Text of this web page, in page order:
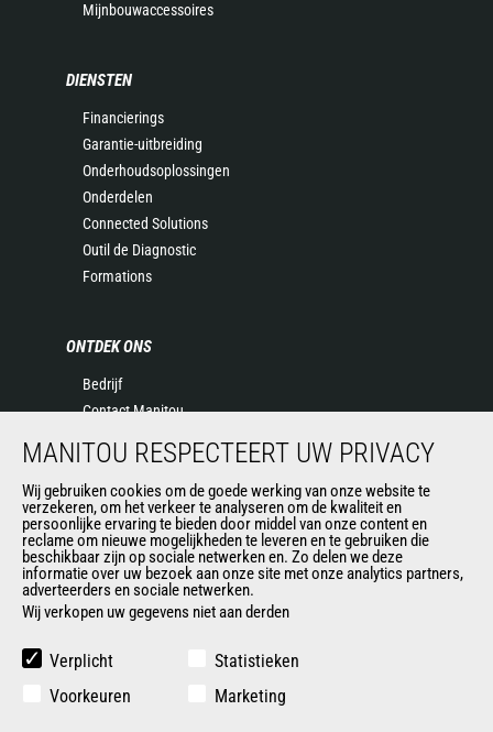
Mijnbouwaccessoires
DIENSTEN
Financierings
Garantie-uitbreiding
Onderhoudsoplossingen
Onderdelen
Connected Solutions
Outil de Diagnostic
Formations
ONTDEK ONS
Bedrijf
Contact Manitou
Evenementen
Nieuws
Geschiedenis
General Terms and Conditions of Sale
ANDERE GROEPSSITES
Manitou Group
Used Manitou Machines
MANITOU RESPECTEERT UW PRIVACY
Wij gebruiken cookies om de goede werking van onze website te
verzekeren, om het verkeer te analyseren om de kwaliteit en
persoonlijke ervaring te bieden door middel van onze content en
reclame om nieuwe mogelijkheden te leveren en te gebruiken die
beschikbaar zijn op sociale netwerken en. Zo delen we deze
informatie over uw bezoek aan onze site met onze analytics partners,
adverteerders en sociale netwerken.
Wij verkopen uw gegevens niet aan derden
Verplicht
Statistieken
Voorkeuren
Marketing